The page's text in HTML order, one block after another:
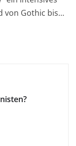
von Gothic bis…